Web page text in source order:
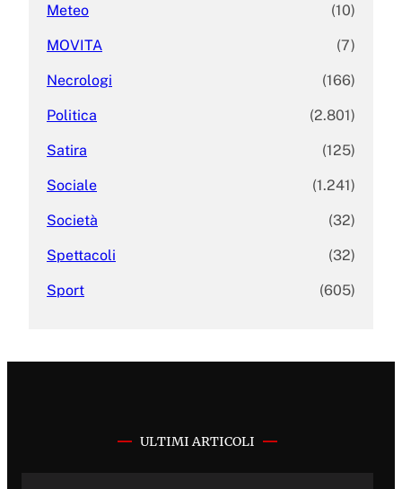
Meteo (10)
MOVITA (7)
Necrologi (166)
Politica (2.801)
Satira (125)
Sociale (1.241)
Società (32)
Spettacoli (32)
Sport (605)
ULTIMI ARTICOLI